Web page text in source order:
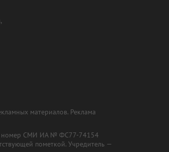
материалов. Реклама
номер СМИ ИА № ФС77-74154
пометкой. Учредитель —